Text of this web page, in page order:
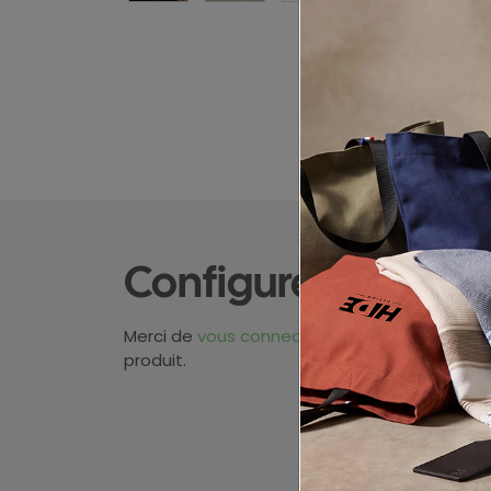
Configurez votre
Merci devous connecter
pour pouvoir
produit.